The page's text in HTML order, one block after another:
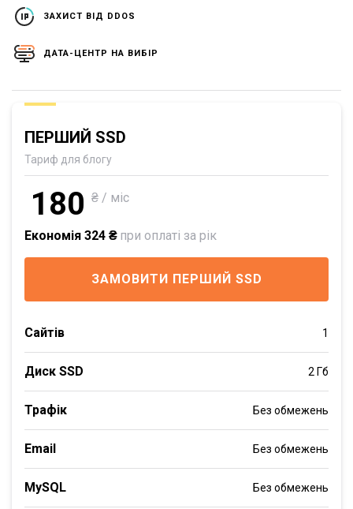
ЗАХИСТ ВІД DDOS
ДАТА-ЦЕНТР НА ВИБІР
ПЕРШИЙ SSD
Тариф для блогу
180 ₴ / міс
Економія 324 ₴ при оплаті за рік
ЗАМОВИТИ ПЕРШИЙ SSD
Сайтів 1
Диск SSD 2 Гб
Трафік Без обмежень
Email Без обмежень
MySQL Без обмежень